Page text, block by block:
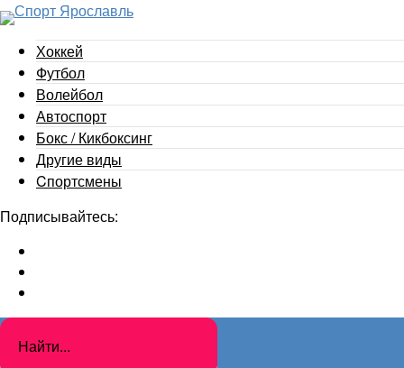
Хоккей
Футбол
Волейбол
Автоспорт
Бокс / Кикбоксинг
Другие виды
Cпортсмены
Подписывайтесь: